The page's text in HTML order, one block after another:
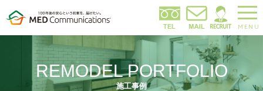
REMODEL PORTFOLIO
施工事例
MENU